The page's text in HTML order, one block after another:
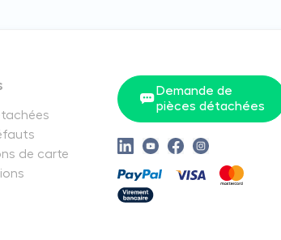
de carte
Demande de
pièces détachées